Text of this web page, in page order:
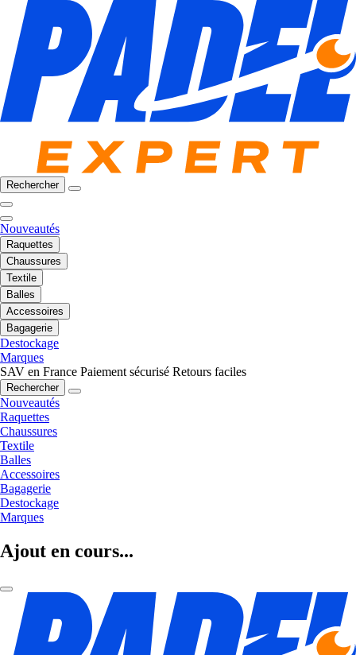
Rechercher
Nouveautés
Raquettes
Chaussures
Textile
Balles
Accessoires
Bagagerie
Destockage
Marques
SAV en France Paiement sécurisé Retours faciles
Rechercher
Nouveautés
Raquettes
Chaussures
Textile
Balles
Accessoires
Bagagerie
Destockage
Marques
Ajout en cours...